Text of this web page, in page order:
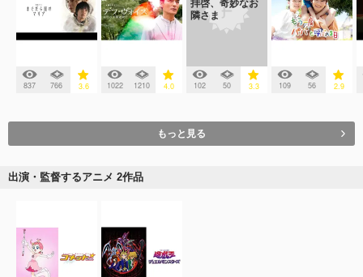
837 766 3.6 1022 1210 4.0
拝啓、奇妙なお
隣さま
102 50 3.3 109 56 2.9
もっと見る
出演・監督するアニメ 2作品